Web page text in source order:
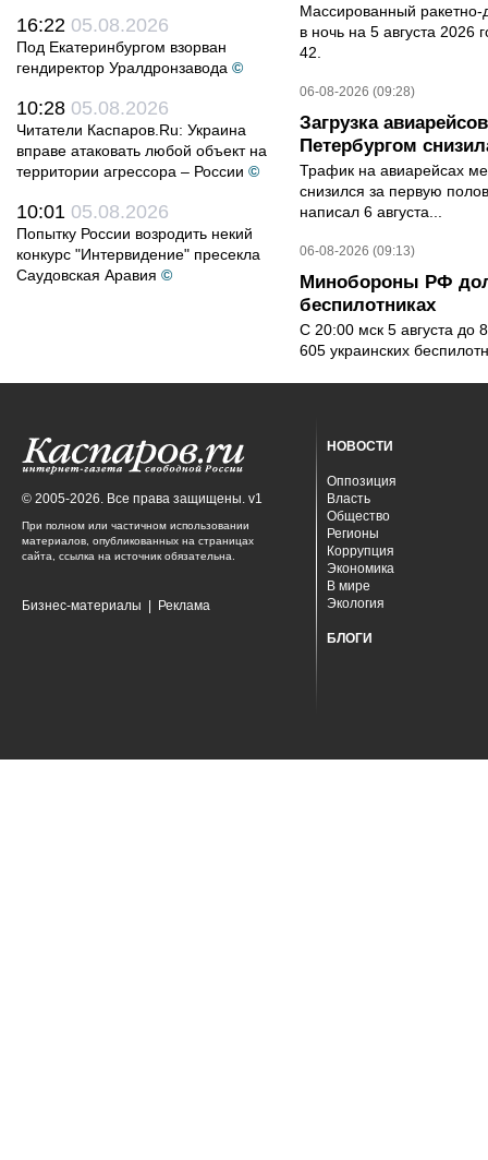
16:22 05.08.2026
Под Екатеринбургом взорван
гендиректор Уралдронзавода ©
10:28 05.08.2026
Читатели Каспаров.Ru: Украина
вправе атаковать любой объект на
территории агрессора – России ©
10:01 05.08.2026
Попытку России возродить некий
конкурс "Интервидение" пресекла
Саудовская Аравия ©
Массированный ракетно-
в ночь на 5 августа 2026
42.
06-08-2026 (09:28)
Загрузка
Петербургом
Трафик на авиарейсах
снизился за первую
написал 6 августа...
06-08-2026 (09:13)
Минобороны РФ
беспилотниках
С 20:00 мск 5 августа до
605 украинских
© 2005-2026. Все права защищены. v1
При полном или частичном использовании
материалов, опубликованных на страницах
сайта, ссылка на источник обязательна.
Бизнес-материалы Реклама
НОВОСТИ
Оппозиция
Власть
Общество
Регионы
Коррупция
Экономика
В мире
Экология
БЛОГИ